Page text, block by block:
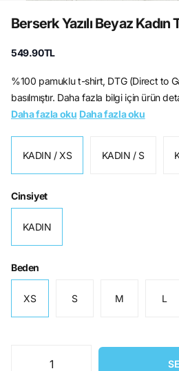
Berserk Yazılı Beyaz Kadın
549.90TL
%100 pamuklu t-shirt, DTG (Direct to
basılmıştır. Daha fazla bilgi için ürün
Daha fazla oku Daha fazla oku
KADIN / XS KADIN / S
Cinsiyet
KADIN
Beden
XS S M L